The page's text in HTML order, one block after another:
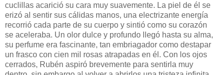
cuclillas acarició su cara muy suavemente. La piel de él se
erizó al sentir sus cálidas manos, una electrizante energía
recorrió cada parte de su cuerpo y sintió como su corazón
se aceleraba. Un olor dulce y profundo llegó hasta su alma,
su perfume era fascinante, tan embriagador como destapar
un frasco con cien mil rosas atrapadas en él. Con los ojos
cerrados, Rubén aspiró brevemente para sentirla muy